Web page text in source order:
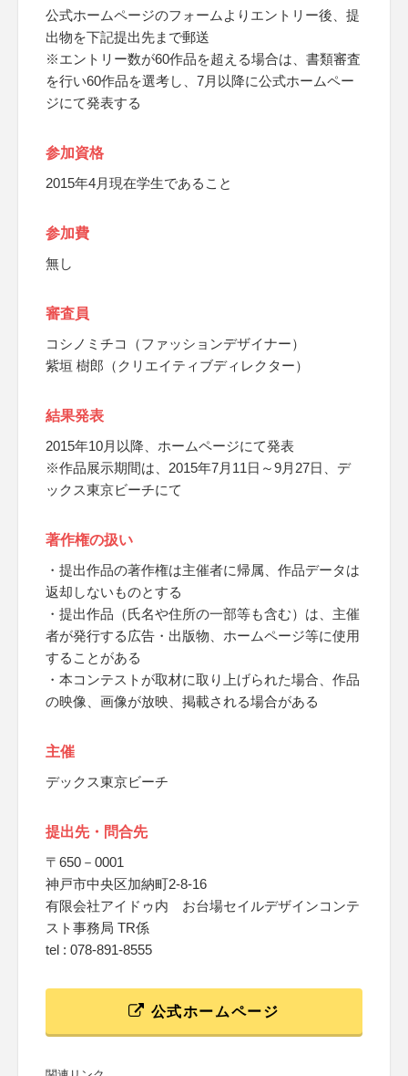
公式ホームページのフォームよりエントリー後、提
出物を下記提出先まで郵送
※エントリー数が60作品を超える場合は、書類審査
を行い60作品を選考し、7月以降に公式ホームペー
ジにて発表する
参加資格
2015年4月現在学生であること
参加費
無し
審査員
コシノミチコ（ファッションデザイナー）
紫垣 樹郎（クリエイティブディレクター）
結果発表
2015年10月以降、ホームページにて発表
※作品展示期間は、2015年7月11日～9月27日、デ
ックス東京ビーチにて
著作権の扱い
・提出作品の著作権は主催者に帰属、作品データは
返却しないものとする
・提出作品（氏名や住所の一部等も含む）は、主催
者が発行する広告・出版物、ホームページ等に使用
することがある
・本コンテストが取材に取り上げられた場合、作品
の映像、画像が放映、掲載される場合がある
主催
デックス東京ビーチ
提出先・問合先
〒650－0001
神戸市中央区加納町2-8-16
有限会社アイドゥ内 お台場セイルデザインコンテ
スト事務局 TR係
tel : 078-891-8555
公式ホームページ